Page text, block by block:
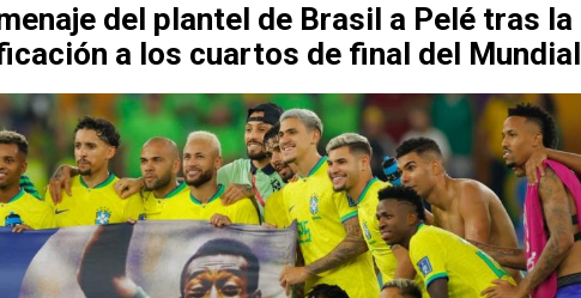
del plantel de Brasil a Pelé tras la
a los cuartos de final del Mundial